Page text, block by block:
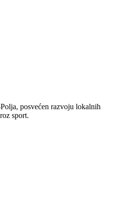
posvećen razvoju lokalnih
sport.